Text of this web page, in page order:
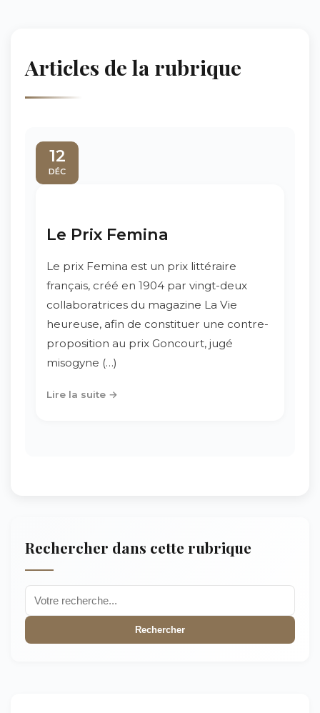
Articles de la rubrique
12
DÉC
Le Prix Femina
Le prix Femina est un prix littéraire
français, créé en 1904 par vingt-deux
collaboratrices du magazine La Vie
heureuse, afin de constituer une contre-
proposition au prix Goncourt, jugé
misogyne (…)
Lire la suite →
Rechercher dans cette rubrique
Rechercher